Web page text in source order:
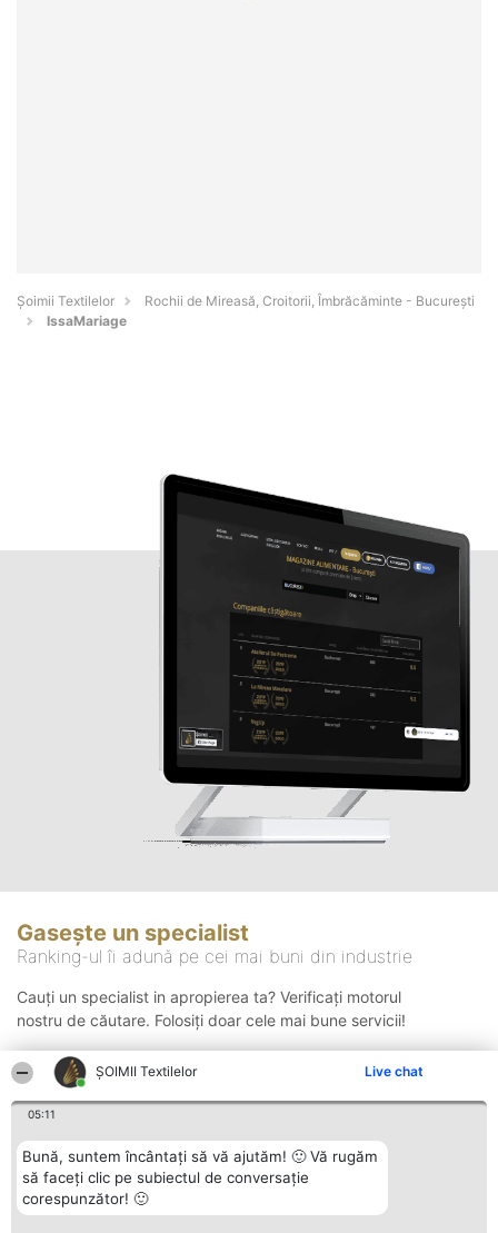
ȘOIMII Textilelor Live chat
05:11
Bună, suntem încântați să vă ajutăm! 🙂 Vă rugăm
să faceți clic pe subiectul de conversație
corespunzător! 🙂
Șoimii Textilelor
Rochii de Mireasă, Croitorii, Îmbrăcăminte - Bucureşti
IssaMariage
Gasește un specialist
Ranking-ul îi adună pe cei mai buni din industrie
Cauți un specialist in apropierea ta? Verificați motorul
nostru de căutare. Folosiți doar cele mai bune servicii!